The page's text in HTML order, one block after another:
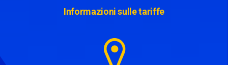
Informazioni sulle tariffe